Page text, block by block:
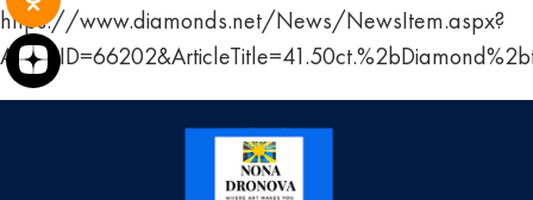
https://www.diamonds.net/News/NewsItem.aspx?